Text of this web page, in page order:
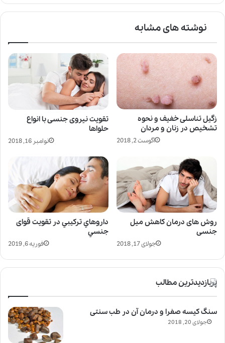
نوشته های مشابه
تقویت نیروی جنسی با انواع
حلواها
نوامبر 16, 2018
زگیل تناسلی خفیف و نحوه
تشخیص در زنان و مردان
آگوست 2, 2018
داروهاي تركيبي در تقويت قوای
جنسي
فوریه 6, 2019
روش های درمان کاهش میل
جنسی
جولای 17, 2018
پربازدیدترین مطالب
سنگ کیسه صفرا و درمان آن در طب سنتی
جولای 20, 2018